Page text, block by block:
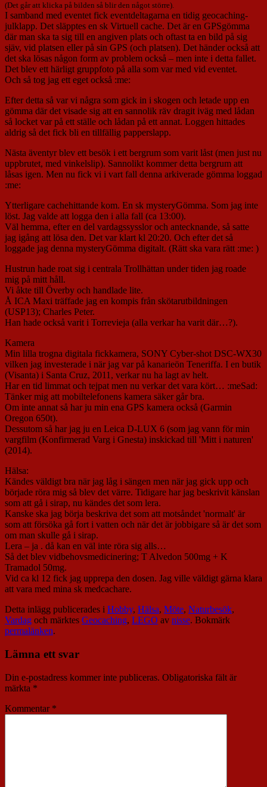
(Det går att klicka på bilden så blir den något större).
I samband med eventet fick eventdeltagarna en tidig geocaching-
julklapp. Det släpptes en sk Virtuell cache. Det är en GPSgömma
där man ska ta sig till en angiven plats och oftast ta en bild på sig
sjäv, vid platsen eller på sin GPS (och platsen). Det händer också att
det ska lösas någon form av problem också – men inte i detta fallet.
Det blev ett härligt gruppfoto på alla som var med vid eventet.
Och så tog jag ett eget också :me:
Efter detta så var vi några som gick in i skogen och letade upp en
gömma där det visade sig att en sannolik räv dragit iväg med lådan
så locket var på ett ställe och lådan på ett annat. Loggen hittades
aldrig så det fick bli en tillfällig papperslapp.
Nästa äventyr blev ett besök i ett bergrum som varit låst (men just nu
uppbrutet, med vinkelslip). Sannolikt kommer detta bergrum att
låsas igen. Men nu fick vi i vart fall denna arkiverade gömma loggad
:me:
Ytterligare cachehittande kom. En sk mysteryGömma. Som jag inte
löst. Jag valde att logga den i alla fall (ca 13:00).
Väl hemma, efter en del vardagssysslor och antecknande, så satte
jag igång att lösa den. Det var klart kl 20:20. Och efter det så
loggade jag denna mysteryGömma digitalt. (Rätt ska vara rätt :me: )
Hustrun hade roat sig i centrala Trollhättan under tiden jag roade
mig på mitt håll.
Vi åkte till Överby och handlade lite.
Å ICA Maxi träffade jag en kompis från skötarutbildningen
(USP13); Charles Peter.
Han hade också varit i Torrevieja (alla verkar ha varit där…?).
Kamera
Min lilla trogna digitala fickkamera, SONY Cyber-shot DSC-WX30
vilken jag investerade i när jag var på kanarieön Teneriffa. I en butik
(Visanta) i Santa Cruz, 2011, verkar nu ha lagt av helt.
Har en tid limmat och tejpat men nu verkar det vara kört… :meSad:
Tänker mig att mobiltelefonens kamera säker går bra.
Om inte annat så har ju min ena GPS kamera också (Garmin
Oregon 650t).
Dessutom så har jag ju en Leica D-LUX 6 (som jag vann för min
vargfilm (Konfirmerad Varg i Gnesta) inskickad till 'Mitt i naturen'
(2014).
Hälsa:
Kändes väldigt bra när jag låg i sängen men när jag gick upp och
började röra mig så blev det värre. Tidigare har jag beskrivit känslan
som att gå i sirap, nu kändes det som lera.
Kanske ska jag börja beskriva det som att motsåndet 'normalt' är
som att försöka gå fort i vatten och när det är jobbigare så är det som
om man skulle gå i sirap.
Lera – ja . då kan en väl inte röra sig alls…
Så det blev vidbehovsmedicinering; T Alvedon 500mg + K
Tramadol 50mg.
Vid ca kl 12 fick jag upprepa den dosen. Jag ville väldigt gärna klara
att vara med mina sk medcachare.
Detta inlägg publicerades i Hobby, Hälsa, Möte, Naturbesök,
Vardag och märktes Geocaching, LEGO av nisse. Bokmärk
permalänken.
Lämna ett svar
Din e-postadress kommer inte publiceras. Obligatoriska fält är
märkta *
Kommentar *